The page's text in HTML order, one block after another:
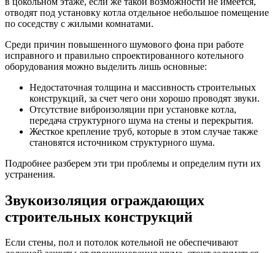
отводят под установку котла отдельное небольшое помещение
по соседству с жилыми комнатами.
Среди причин повышенного шумового фона при работе
исправного и правильно спроектированного котельного
оборудования можно выделить лишь основные:
Недостаточная толщина и массивность строительных
конструкций, за счет чего они хорошо проводят звуки.
Отсутствие виброизоляции при установке котла,
передача структурного шума на стены и перекрытия.
Жесткое крепление труб, которые в этом случае также
становятся источником структурного шума.
Подробнее разберем эти три проблемы и определим пути их
устранения.
Звукоизоляция ограждающих
строительных конструкций
Если стены, пол и потолок котельной не обеспечивают